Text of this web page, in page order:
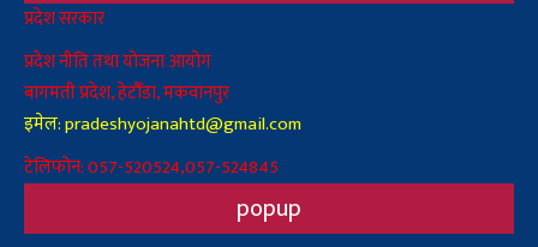
Body
प्रदेश सरकार
प्रदेश नीति तथा योजना आयोग
बागमती प्रदेश, हेटौँडा, मकवानपुर
इमेल: pradeshyojanahtd@gmail.com
टेलिफोन: 057-520524,057-524845
popup